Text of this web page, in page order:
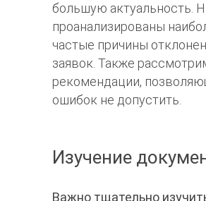
большую актуальность.
проанализированы
частые причины
заявок. Также
рекомендации,
ошибок не допустить.
Изучение
Важно тщательно